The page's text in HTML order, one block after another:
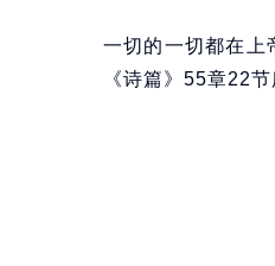
一切的一切都在上
《诗篇》55章22